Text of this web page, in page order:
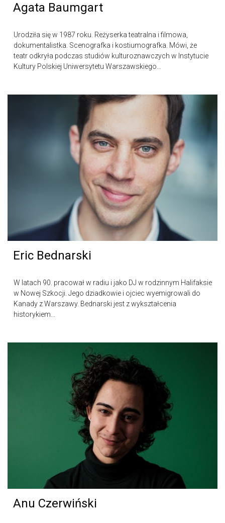
Agata Baumgart
Urodziła się w 1987 roku. Reżyserka teatralna i filmowa,
dokumentalistka. Scenografka i kostiumografka. Mówi, że
teatr odkryła podczas studiów kulturoznawczych w Instytucie
Kultury Polskiej Uniwersytetu Warszawskiego...
Eric Bednarski
W latach 90. pracował w radiu i jako DJ w rodzinnym Halifaksie
w Nowej Szkocji. Jego dziadkowie i ojciec wyemigrowali do
Kanady z Warszawy. Bednarski jest z wykształcenia
historykiem...
Anu Czerwiński